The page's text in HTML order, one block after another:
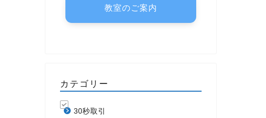
教室のご案内
カテゴリー
30秒取引